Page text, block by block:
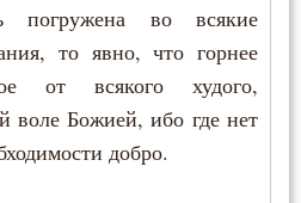
погружена во всякие
то явно, что горнее
от всякого худого,
воле Божией, ибо где нет
добро.